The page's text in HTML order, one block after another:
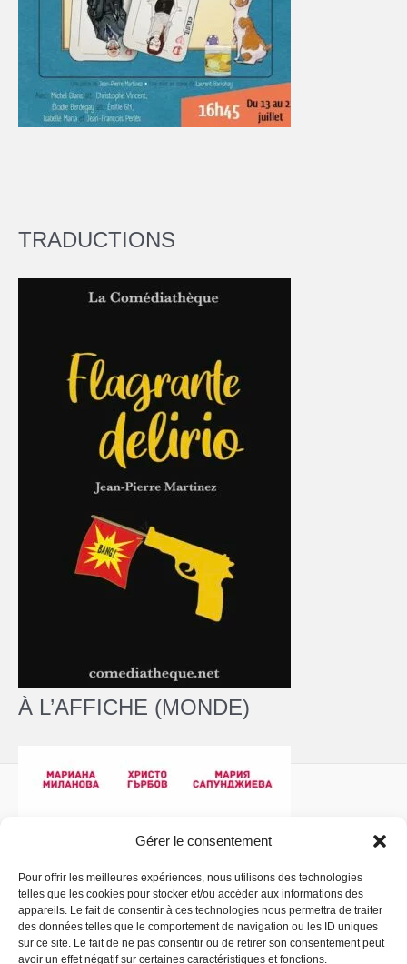
Gérer le consentement
Pour offrir les meilleures expériences, nous utilisons des technologies
telles que les cookies pour stocker et/ou accéder aux informations des
appareils. Le fait de consentir à ces technologies nous permettra de traiter
des données telles que le comportement de navigation ou les ID uniques
sur ce site. Le fait de ne pas consentir ou de retirer son consentement peut
avoir un effet négatif sur certaines caractéristiques et fonctions.
TRADUCTIONS
À L’AFFICHE (MONDE)
Politique de confidentialité - Copyright © 2026 La
Comédiathèque